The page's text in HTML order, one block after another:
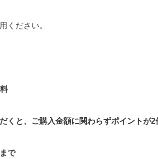
ください。
くと、ご購入金額に関わらずポイントが2
で